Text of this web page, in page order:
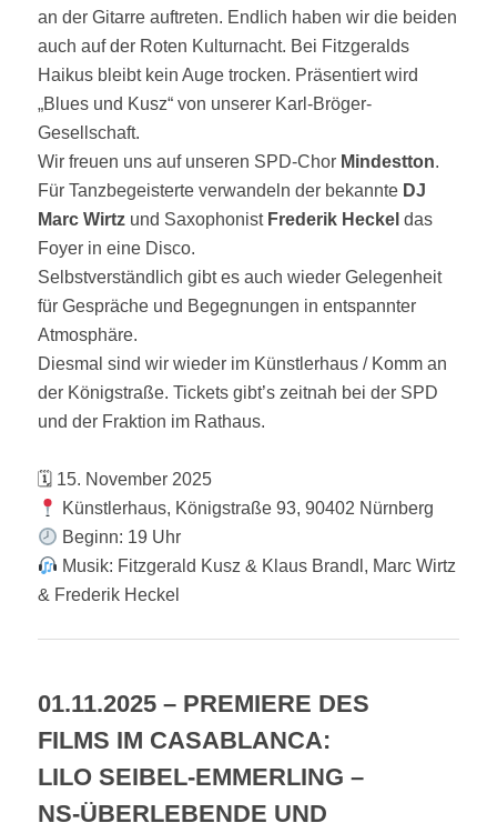
an der Gitarre auftreten. Endlich haben wir die beiden
auch auf der Roten Kulturnacht. Bei Fitzgeralds
Haikus bleibt kein Auge trocken. Präsentiert wird
„Blues und Kusz“ von unserer Karl-Bröger-
Gesellschaft.
Wir freuen uns auf unseren SPD-Chor Mindestton.
Für Tanzbegeisterte verwandeln der bekannte DJ
Marc Wirtz und Saxophonist Frederik Heckel das
Foyer in eine Disco.
Selbstverständlich gibt es auch wieder Gelegenheit
für Gespräche und Begegnungen in entspannter
Atmosphäre.
Diesmal sind wir wieder im Künstlerhaus / Komm an
der Königstraße. Tickets gibt’s zeitnah bei der SPD
und der Fraktion im Rathaus.
🗓 15. November 2025
Künstlerhaus, Königstraße 93, 90402 Nürnberg
Beginn: 19 Uhr
Musik: Fitzgerald Kusz & Klaus Brandl, Marc Wirtz
& Frederik Heckel
01.11.2025 – PREMIERE DES
FILMS IM CASABLANCA:
LILO SEIBEL-EMMERLING –
NS-ÜBERLEBENDE UND